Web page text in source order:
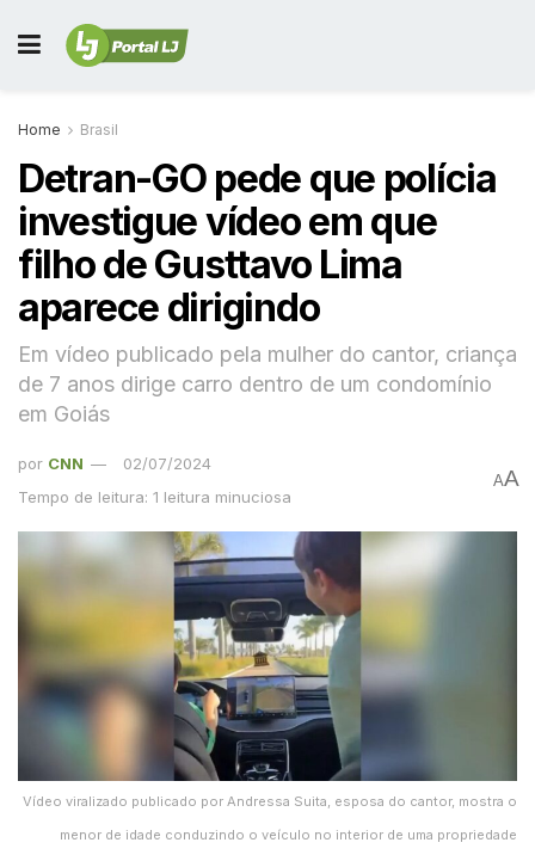
Home Brasil
Detran-GO pede que polícia
investigue vídeo em que
filho de Gusttavo Lima
aparece dirigindo
Em vídeo publicado pela mulher do cantor, criança
de 7 anos dirige carro dentro de um condomínio
em Goiás
por CNN
02/07/2024
Tempo de leitura: 1 leitura minuciosa
AA
Vídeo viralizado publicado por Andressa Suita, esposa do cantor, mostra o
menor de idade conduzindo o veículo no interior de uma propriedade